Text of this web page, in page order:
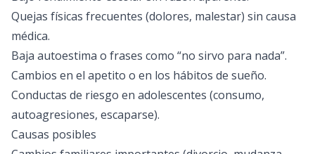
Quejas físicas frecuentes (dolores, malestar) sin causa
médica.
Baja autoestima o frases como “no sirvo para nada”.
Cambios en el apetito o en los hábitos de sueño.
Conductas de riesgo en adolescentes (consumo,
autoagresiones, escaparse).
Causas posibles